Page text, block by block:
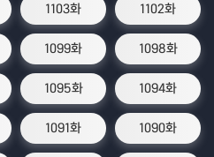
1103화 1102화
1099화 1098화
1095화 1094화
1091화 1090화